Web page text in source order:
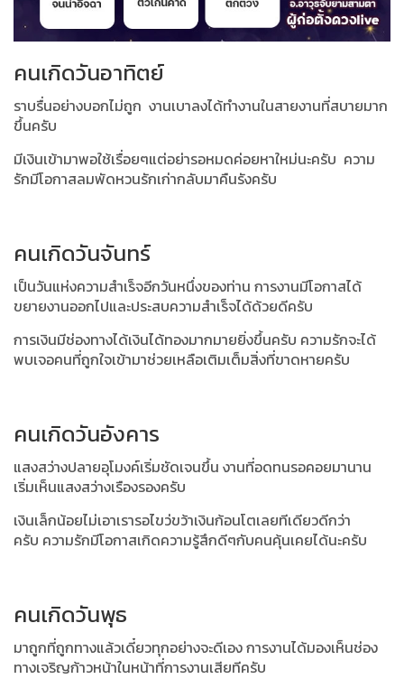
คนเกิดวันอาทิตย์
ราบรื่นอย่างบอกไม่ถูก งานเบาลงได้ทำงานในสายงานที่สบายมาก
ขึ้นครับ
มีเงินเข้ามาพอใช้เรื่อยๆแต่อย่ารอหมดค่อยหาใหม่นะครับ ความ
รักมีโอกาสลมพัดหวนรักเก่ากลับมาคืนรังครับ
คนเกิดวันจันทร์
เป็นวันแห่งความสำเร็จอีกวันหนึ่งของท่าน การงานมีโอกาสได้
ขยายงานออกไปและประสบความสำเร็จได้ด้วยดีครับ
การเงินมีช่องทางได้เงินได้ทองมากมายยิ่งขึ้นครับ ความรักจะได้
พบเจอคนที่ถูกใจเข้ามาช่วยเหลือเติมเต็มสิ่งที่ขาดหายครับ
คนเกิดวันอังคาร
แสงสว่างปลายอุโมงค์เริ่มชัดเจนขึ้น งานที่อดทนรอคอยมานาน
เริ่มเห็นแสงสว่างเรืองรองครับ
เงินเล็กน้อยไม่เอาเรารอไขว่ขว้าเงินก้อนโตเลยทีเดียวดีกว่า
ครับ ความรักมีโอกาสเกิดความรู้สึกดีๆกับคนคุ้นเคยได้นะครับ
คนเกิดวันพุธ
มาถูกที่ถูกทางแล้วเดี๋ยวทุกอย่างจะดีเองการงานได้มองเห็นช่อง
ทางเจริญก้าวหน้าในหน้าที่การงานเสียทีครับ